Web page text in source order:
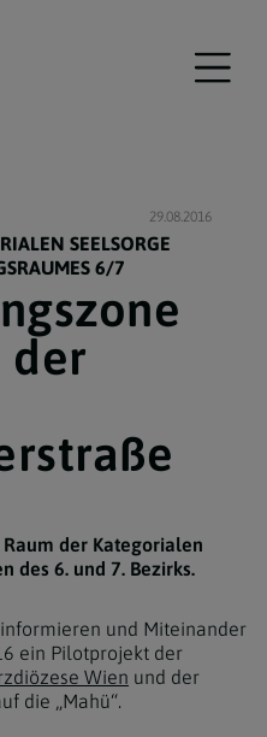
29.08.2016
SEELSORGE
6/7
der
der Kategorialen
des 6. und 7. Bezirks.
und Miteinander
ein Pilotprojekt der
Wien und der
die „Mahü“.